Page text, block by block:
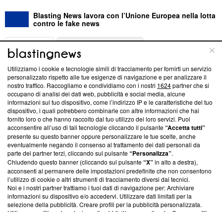
Blasting News lavora con l’Unione Europea nella lotta
contro le fake news
ABOUT
Questa sezione offre informazioni trasparenti su Blasting
News, sui nostri processi editoriali e su come ci impegniamo a
creare news di qualità. Inoltre, afferma la nostra aderenza a
‘Trust Project - News with Integrity’Blasting News non è
ancora membro del programma, ma ha richiesto di farne
parte; Trust Project non ha ancora effettuato una verifica di
conformità agli standard.
Su di noi
Team editoriale
Corporate
Redazione
Utilizziamo i cookie e tecnologie simili di tracciamento per fornirti un servizio
personalizzato rispetto alle tue esigenze di navigazione e per analizzare il
nostro traffico. Raccogliamo e condividiamo con i nostri 1624partner che si
occupano di analisi dei dati web, pubblicità e social media, alcune
informazioni sul tuo dispositivo, come l’indirizzo IP e le caratteristiche del tuo
dispositivo, i quali potrebbero combinarle con altre informazioni che hai
fornito loro o che hanno raccolto dal tuo utilizzo dei loro servizi. Puoi
acconsentire all’uso di tali tecnologie cliccando il pulsante“Accetta tutti”
presente su questo banner oppure personalizzare le tue scelte, anche
eventualmente negando il consenso al trattamento dei dati personali da
parte dei partner terzi, cliccando sul pulsante“Personalizza”.
Chiudendo questo banner (cliccando sul pulsante“X”in alto a destra),
acconsenti al permanere delle impostazioni predefinite che non consentono
l’utilizzo di cookie o altri strumenti di tracciamento diversi dai tecnici.
Noi e i nostri partner trattiamo i tuoi dati di navigazione per: Archiviare
informazioni su dispositivo e/o accedervi. Utilizzare dati limitati per la
selezione della pubblicità. Creare profili per la pubblicità personalizzata.